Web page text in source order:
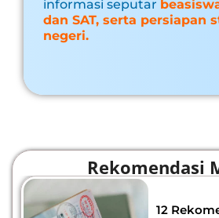
informasi seputar
dan SAT, serta persiapan
negeri.
Rekomendasi
12